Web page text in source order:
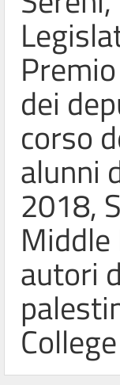
dei
corso
alunni
2018,
Middle
autori